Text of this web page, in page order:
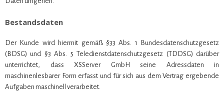
Bestandsdaten
Der Kunde wird hiermit gemäß §33 Abs. 1 Bundesdatenschutzgesetz
(BDSG) und §3 Abs. 5 Teledienstdatenschutzgesetz (TDDSG) darüber
unterrichtet, dass XSServer GmbH seine Adressdaten in
maschinenlesbarer Form erfasst und für sich aus dem Vertrag ergebende
Aufgaben maschinell verarbeitet.